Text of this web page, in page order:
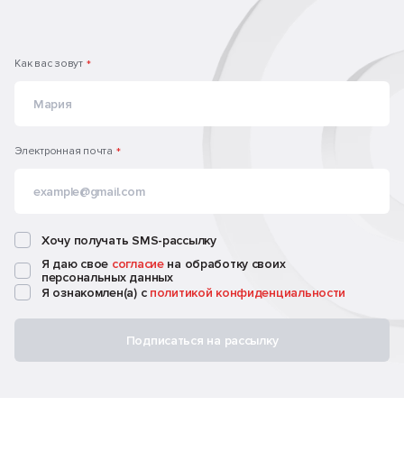
Как вас зовут *
Электронная почта *
Хочу получать SMS-рассылку
Я даю свое согласие на обработку своих
персональных данных
Я ознакомлен(а) с политикой конфиденциальности
Подписаться на рассылку